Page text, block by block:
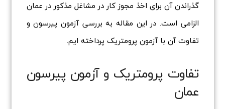
گذراندن آن برای اخذ مجوز کار در مشاغل مذکور در عمان
الزامی است. در این مقاله به بررسی آزمون پیرسون و
تفاوت آن با آزمون پرومتریک پرداخته ایم.
تفاوت پرومتریک و آزمون پیرسون
عمان